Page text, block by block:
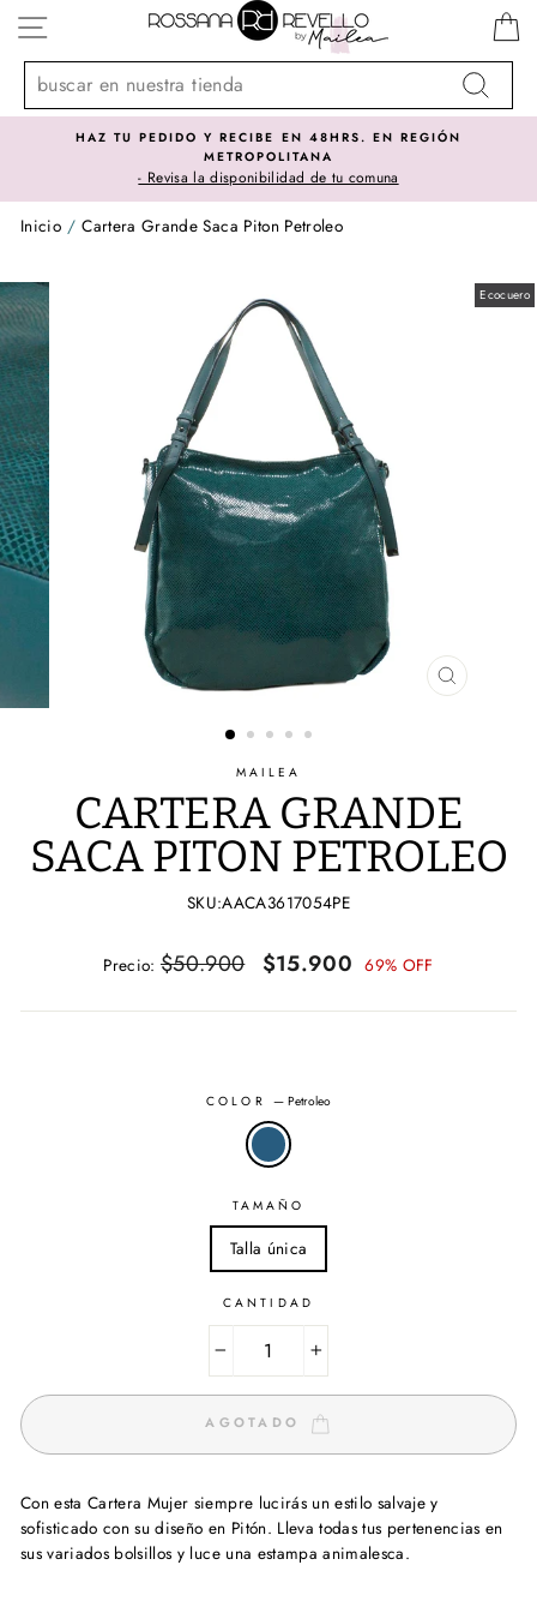
directamente
contenido
NAVEGACIÓN
Buscar
HAZ TU PEDIDO Y RECIBE EN 48HRS. EN REGIÓN
METROPOLITANA
- Revisa la disponibilidad de tu comuna
Inicio / Cartera Grande Saca Piton Petroleo
Ecocuero
CERRAR
MAILEA
CARTERA GRANDE
SACA PITON PETROLEO
SKU:AACA3617054PE
Precio
Precio: $50.900
Precio
oferta
$15.900 69% OFF
COLOR — Petroleo
TAMAÑO
Talla única
CANTIDAD
AGOTADO
Con esta Cartera Mujer siempre lucirás un estilo salvaje y
sofisticado con su diseño en Pitón. Lleva todas tus pertenencias en
sus variados bolsillos y luce una estampa animalesca.